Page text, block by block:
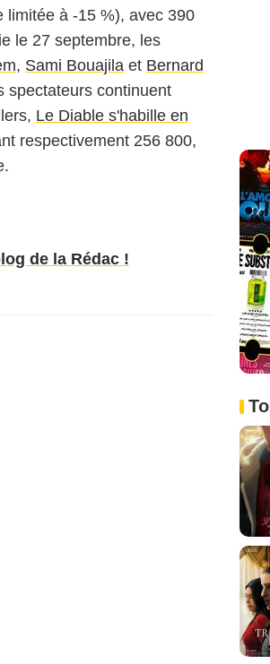
limitée à -15 %), avec 390
le 27 septembre, les
, Sami Bouajila et Bernard
spectateurs continuent
Le Diable s'habille en
respectivement 256 800,
de la Rédac !